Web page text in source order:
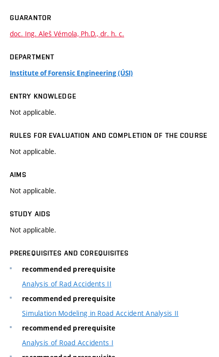
GUARANTOR
doc. Ing. Aleš Vémola, Ph.D., dr. h. c.
DEPARTMENT
Institute of Forensic Engineering (ÚSI)
ENTRY KNOWLEDGE
Not applicable.
RULES FOR EVALUATION AND COMPLETION OF THE COURSE
Not applicable.
AIMS
Not applicable.
STUDY AIDS
Not applicable.
PREREQUISITES AND COREQUISITES
recommended prerequisite
Analysis of Rad Accidents II
recommended prerequisite
Simulation Modeling in Road Accident Analysis II
recommended prerequisite
Analysis of Road Accidents I